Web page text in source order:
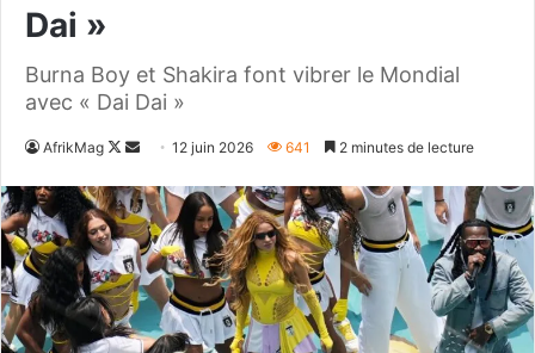
Dai »
Burna Boy et Shakira font vibrer le Mondial
avec « Dai Dai »
AfrikMag
Follow
X
Envoyer
courriel
12 juin 2026 641 2 minutes de lecture